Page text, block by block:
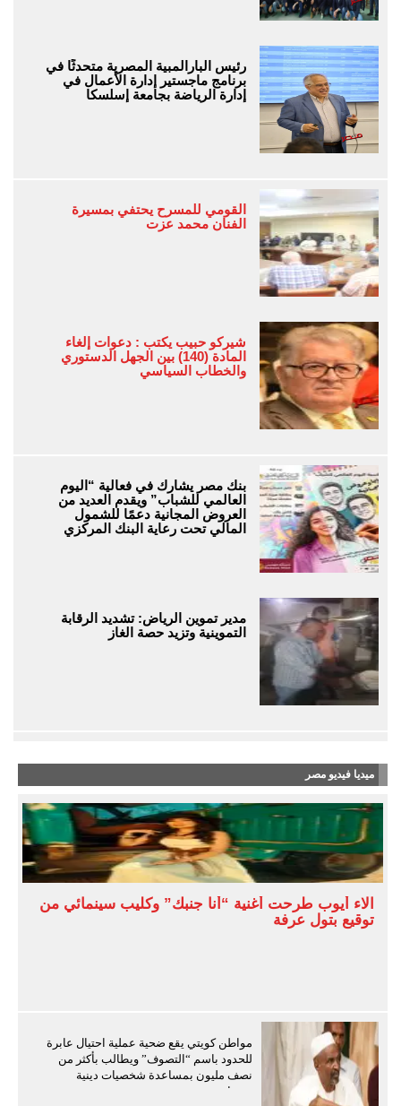
رئيس البارالمبية المصرية متحدثًا في
برنامج ماجستير إدارة الأعمال في
إدارة الرياضة بجامعة إسلسكا
القومي للمسرح يحتفي بمسيرة
الفنان محمد عزت
شيركو حبيب يكتب : دعوات إلغاء
المادة (140) بين الجهل الدستوري
والخطاب السياسي
بنك مصر يشارك في فعالية “اليوم
العالمي للشباب” ويقدم العديد من
العروض المجانية دعمًا للشمول
المالي تحت رعاية البنك المركزي
مدير تموين الرياض: تشديد الرقابة
التموينية وتزيد حصة الغاز
ميديا فيديو مصر
آلاء أيوب طرحت أغنية “أنا جنبك” وكليب سينمائي من
توقيع بتول عرفة
مواطن كويتي يقع ضحية عملية احتيال عابرة
للحدود باسم “التصوف” ويطالب بأكثر من
نصف مليون بمساعدة شخصيات دينية
سودانية